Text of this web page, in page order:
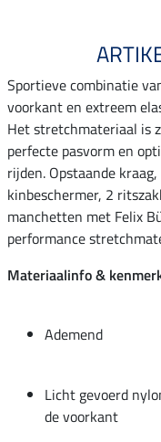
Sportieve combinatie
voorkant en extreem
Het stretchmateriaal is
perfecte pasvorm en
rijden. Opstaande
kinbeschermer, 2
manchetten met Felix
performance
Materiaalinfo &
Ademend
Licht gevoerd
de voorkant